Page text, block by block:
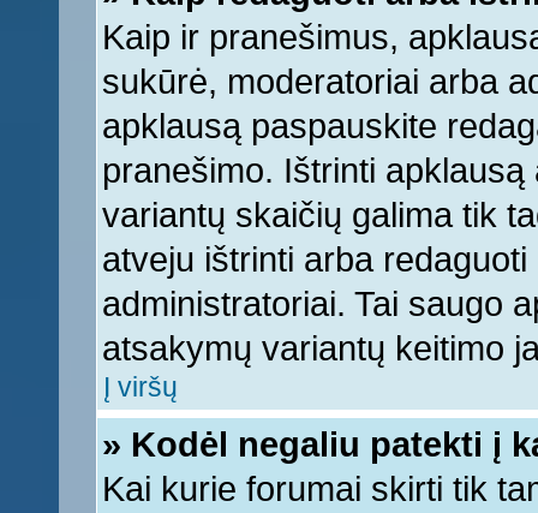
Kaip ir pranešimus,
sukūrė, moderatoriai arba
apklausą paspauskite
pranešimo. Ištrinti
variantų skaičių galima tik
atveju ištrinti arba
administratoriai. Tai saugo
atsakymų variantų keitimo
Į viršų
» Kodėl negaliu patekti į
Kai kurie forumai skirti tik